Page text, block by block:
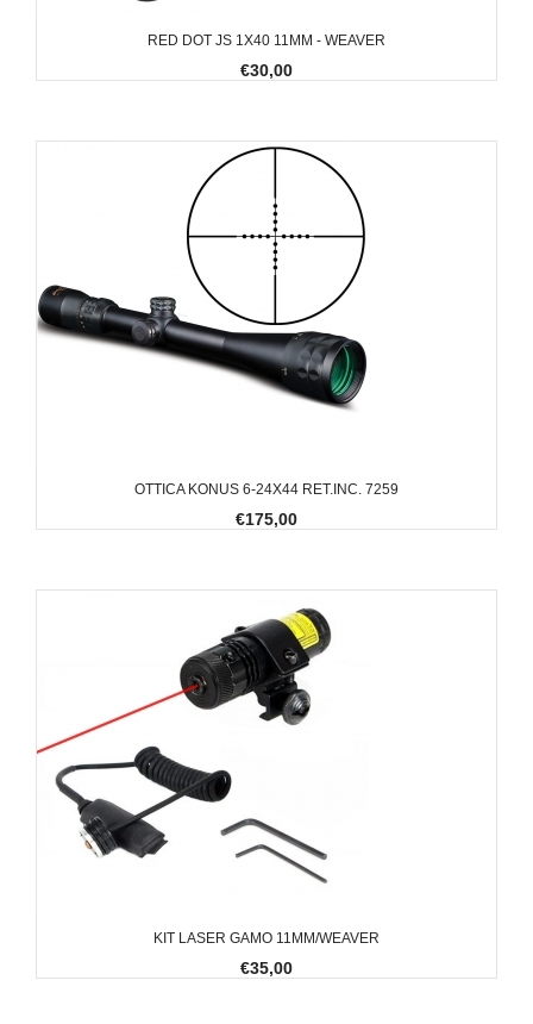
RED DOT JS 1X40 11MM - WEAVER
€30,00
OTTICA KONUS 6-24X44 RET.INC. 7259
€175,00
KIT LASER GAMO 11MM/WEAVER
€35,00